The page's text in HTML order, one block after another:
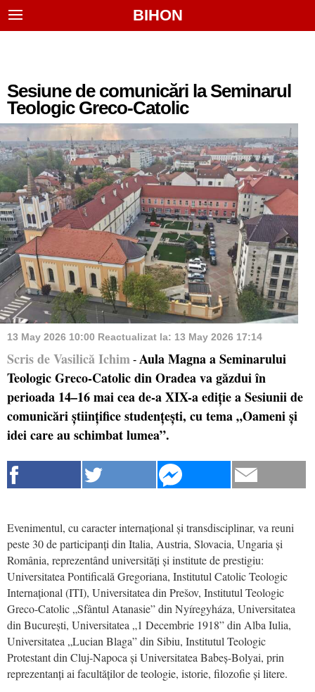
BIHON
Sesiune de comunicări la Seminarul
Teologic Greco-Catolic
13 May 2026 10:00 Reactualizat la: 13 May 2026 17:14
Scris de Vasilică Ichim - Aula Magna a Seminarului
Teologic Greco-Catolic din Oradea va găzdui în
perioada 14–16 mai cea de-a XIX-a ediție a Sesiunii de
comunicări științifice studențești, cu tema „Oameni și
idei care au schimbat lumea”.
Evenimentul, cu caracter internațional și transdisciplinar, va reuni
peste 30 de participanți din Italia, Austria, Slovacia, Ungaria și
România, reprezentând universități și institute de prestigiu:
Universitatea Pontificală Gregoriana, Institutul Catolic Teologic
Internațional (ITI), Universitatea din Prešov, Institutul Teologic
Greco-Catolic „Sfântul Atanasie” din Nyíregyháza, Universitatea
din București, Universitatea „1 Decembrie 1918” din Alba Iulia,
Universitatea „Lucian Blaga” din Sibiu, Institutul Teologic
Protestant din Cluj-Napoca și Universitatea Babeș-Bolyai, prin
reprezentanți ai facultăților de teologie, istorie, filozofie și litere.